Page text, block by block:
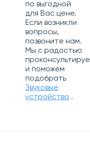
по выгодной
для Вас цене.
Если возникли
вопросы,
позвоните нам.
Мы с радостью
и поможем
подобрать
Звуковые
устройства .